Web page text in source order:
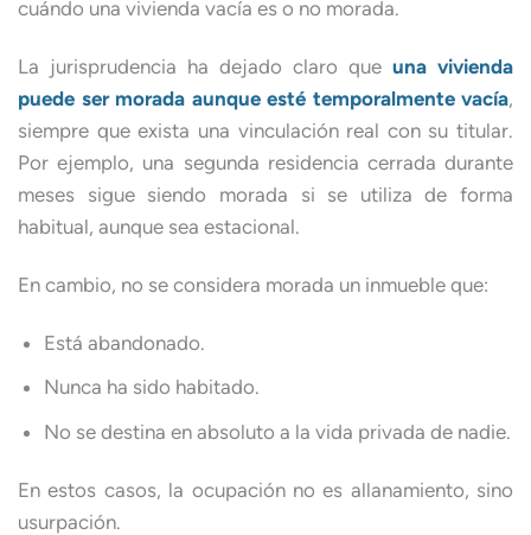
cuándo una vivienda vacía es o no morada.
La jurisprudencia ha dejado claro que una vivienda
puede ser morada aunque esté temporalmente vacía,
siempre que exista una vinculación real con su titular.
Por ejemplo, una segunda residencia cerrada durante
meses sigue siendo morada si se utiliza de forma
habitual, aunque sea estacional.
En cambio, no se considera morada un inmueble que:
Está abandonado.
Nunca ha sido habitado.
No se destina en absoluto a la vida privada de nadie.
En estos casos, la ocupación no es allanamiento, sino
usurpación.